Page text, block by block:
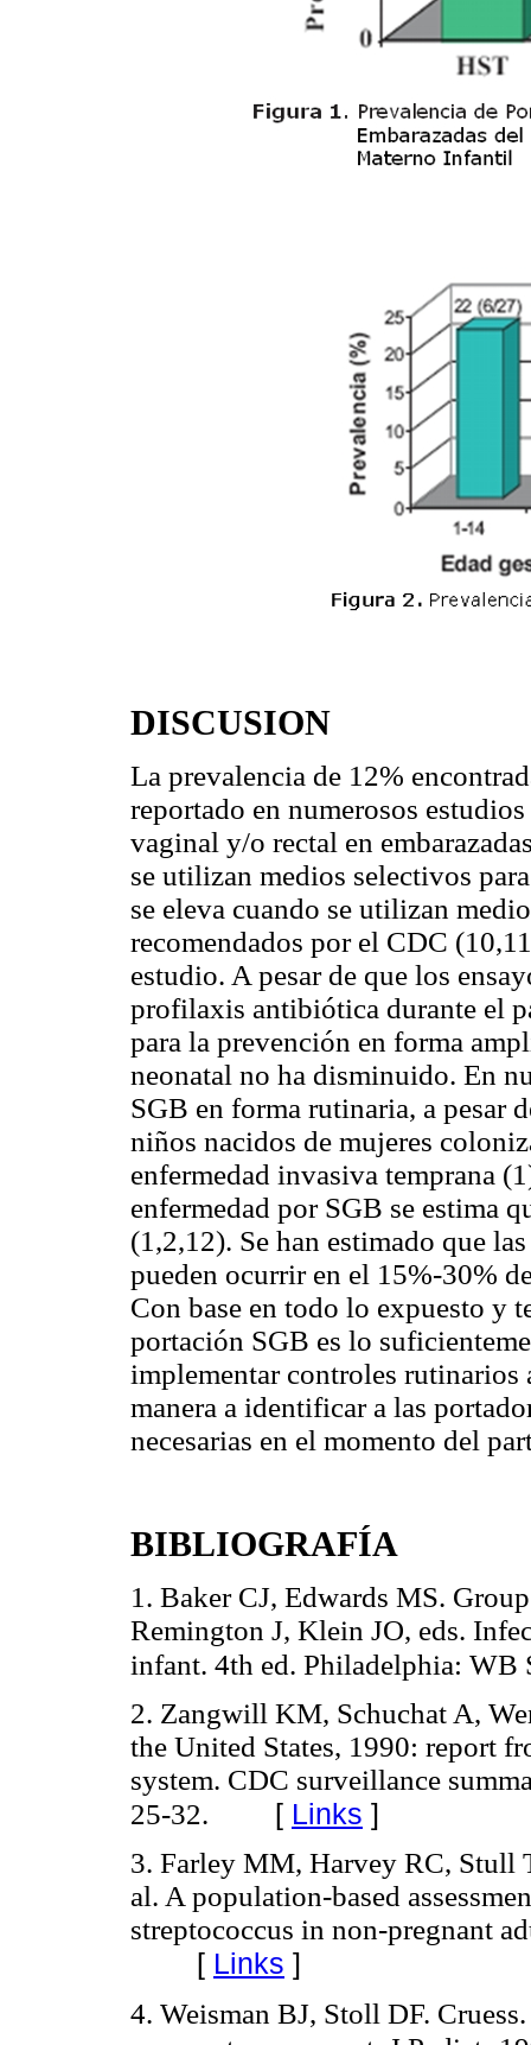
DISCUSION
La prevalencia de 12%
reportado en numerosos
vaginal y/o rectal en
se utilizan medios selectivos
se eleva cuando se utilizan
recomendados por el CDC
estudio. A pesar de que los
profilaxis antibiótica durante el
para la prevención en forma
neonatal no ha disminuido. En
SGB en forma rutinaria, a pesar
niños nacidos de mujeres
enfermedad invasiva temprana
enfermedad por SGB se estima
(1,2,12). Se han estimado que
pueden ocurrir en el 15%-30%
Con base en todo lo expuesto y
portación SGB es lo
implementar controles rutinarios
manera a identificar a las
necesarias en el momento del
BIBLIOGRAFÍA
1. Baker CJ, Edwards MS.
Remington J, Klein JO, eds.
infant. 4th ed. Philadelphia: WB
2. Zangwill KM, Schuchat A,
the United States, 1990: report
system. CDC surveillance
25-32. [ Links ]
3. Farley MM, Harvey RC, Stull
al. A population-based
streptococcus in non-pregnant
[ Links ]
4. Weisman BJ, Stoll DF.